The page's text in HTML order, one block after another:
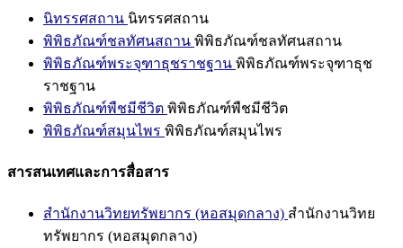
นิทรรศสถาน นิทรรศสถาน
พิพิธภัณฑ์ชลทัศนสถาน พิพิธภัณฑ์ชลทัศนสถาน
พิพิธภัณฑ์พระจุฑาธุชราชฐาน พิพิธภัณฑ์พระจุฑาธุช
ราชฐาน
พิพิธภัณฑ์พืชมีชีวิต พิพิธภัณฑ์พืชมีชีวิต
พิพิธภัณฑ์สมุนไพร พิพิธภัณฑ์สมุนไพร
สารสนเทศและการสื่อสาร
สำนักงานวิทยทรัพยากร (หอสมุดกลาง) สำนักงานวิทย
ทรัพยากร (หอสมุดกลาง)